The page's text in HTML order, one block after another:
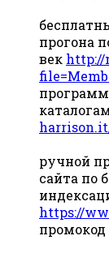
прогона
век http://
ручной
сайта по
https://
промокод